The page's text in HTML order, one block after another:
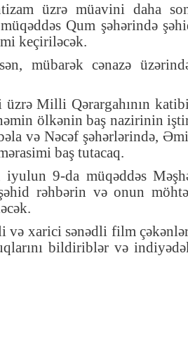
üzrə müavini daha
Qum şəhərində
keçiriləcək.
mübarək cənazə
Milli Qərargahının
ölkənin baş nazirinin
və Nəcəf şəhərlərində,
baş tutacaq.
iyulun 9-da müqəddəs
rəhbərin və onun
və xarici sənədli film
bildiriblər və